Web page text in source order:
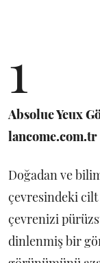
1
Absolue Yeux
lancome.com.tr
Doğadan ve
çevresindeki
çevrenizi
dinlenmiş bir